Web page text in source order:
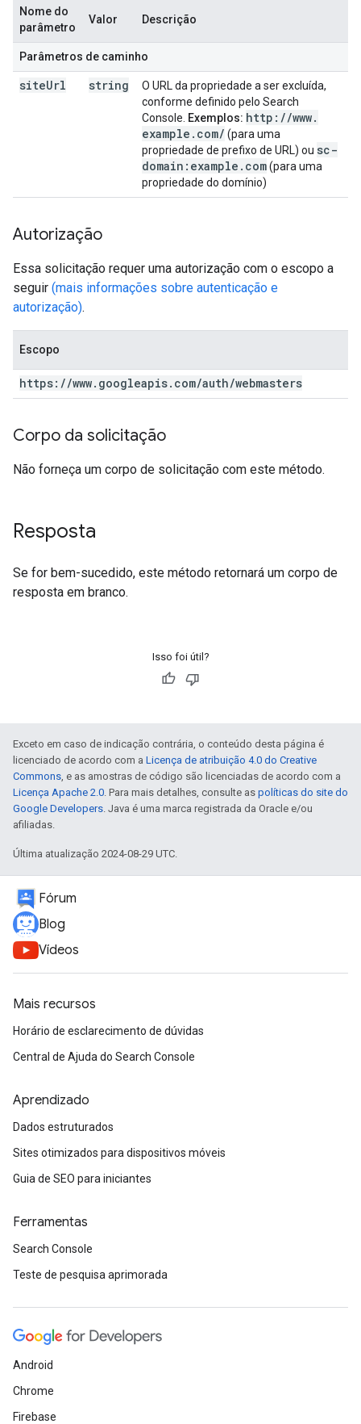
Nome do
parâmetro
Valor Descrição
Parâmetros de caminho
siteUrl string
O URL da propriedade a ser excluída,
conforme definido pelo Search
Console. Exemplos: http: //www.
example . com/ (para uma
propriedade de prefixo de URL) ou sc-
domain:example . com(para uma
propriedade do domínio)
Autorização
Essa solicitação requer uma autorização com o escopo a
seguir (mais informações sobre autenticação e
autorização).
Escopo
https: //www. googleapis. com/auth/webmasters
Corpo da solicitação
Não forneça um corpo de solicitação com este método.
Resposta
Se for bem-sucedido, este método retornará um corpo de
resposta em branco.
Isso foi útil?
Exceto em caso de indicação contrária, o conteúdo desta página é
licenciado de acordo com a Licença de atribuição 4.0 do Creative
Commons, e as amostras de código são licenciadas de acordo com a
Licença Apache 2.0. Para mais detalhes, consulte as políticas do site do
Google Developers. Java é uma marca registrada da Oracle e/ou
afiliadas.
Última atualização 2024-08-29 UTC.
Fórum
Blog
Vídeos
Mais recursos
Horário de esclarecimento de dúvidas
Central de Ajuda do Search Console
Aprendizado
Dados estruturados
Sites otimizados para dispositivos móveis
Guia de SEO para iniciantes
Ferramentas
Search Console
Teste de pesquisa aprimorada
Android
Chrome
Firebase